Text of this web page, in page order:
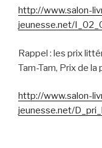
http://www.salon-
jeunesse.net/
Rappel : les prix
Tam-Tam, Prix de
http://www.salon-
jeunesse.net/